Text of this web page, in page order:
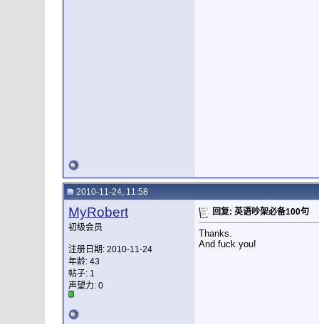
2010-11-24, 11:58
MyRobert
初级会员
注册日期: 2010-11-24
年龄: 43
帖子: 1
声望力: 0
回复: 英语吵架必备100句
Thanks.
And fuck you!